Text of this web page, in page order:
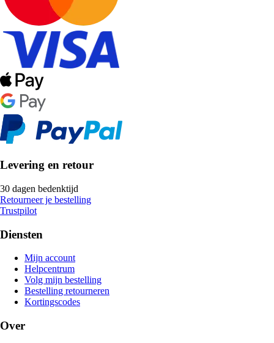
Levering en retour
30 dagen bedenktijd
Retourneer je bestelling
Trustpilot
Diensten
Mijn account
Helpcentrum
Volg mijn bestelling
Bestelling retourneren
Kortingscodes
Over